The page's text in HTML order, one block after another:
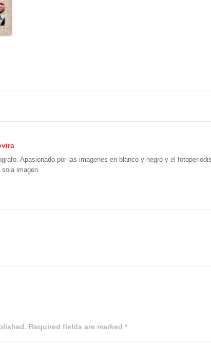
Apasionado por las imágenes en blanco y negro y el
sola imagen.
Required fields are marked *